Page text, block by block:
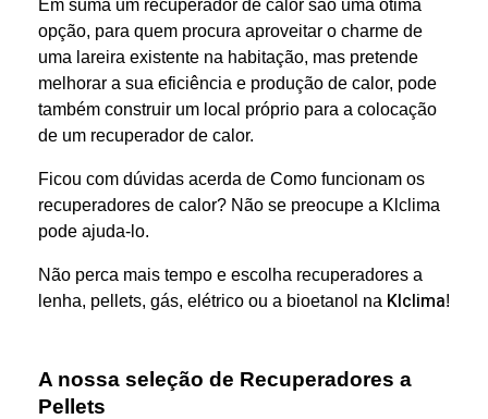
Em suma um recuperador de calor são uma ótima
opção, para quem procura aproveitar o charme de
uma lareira existente na habitação, mas pretende
melhorar a sua eficiência e produção de calor, pode
também construir um local próprio para a colocação
de um recuperador de calor.
Ficou com dúvidas acerda de Como funcionam os
recuperadores de calor? Não se preocupe a Klclima
pode ajuda-lo.
Não perca mais tempo e escolha recuperadores a
lenha, pellets, gás, elétrico ou a bioetanol na Klclima!
A nossa seleção de Recuperadores a
Pellets